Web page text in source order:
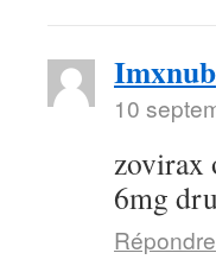
Imxnub
10
zovirax
6mg
Répondre